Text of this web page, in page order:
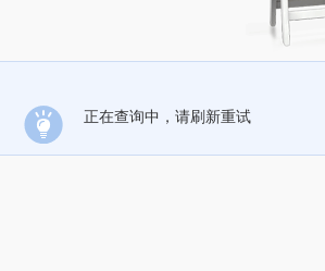
正在查询中，请刷新重试